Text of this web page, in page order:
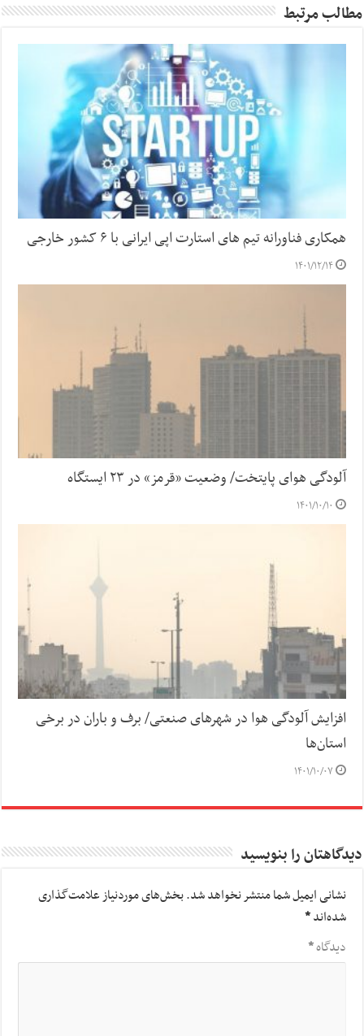
مطالب مرتبط
همکاری فناورانه تیم های استارت اپی ایرانی با ۶ کشور خارجی
۱۴۰۱/۱۲/۱۴
آلودگی هوای پایتخت/ وضعیت «قرمز» در ۲۳ ایستگاه
۱۴۰۱/۱۰/۱۰
افزایش آلودگی هوا در شهرهای صنعتی/ برف و باران در برخی
استان‌ها
۱۴۰۱/۱۰/۰۷
دیدگاهتان را بنویسید
نشانی ایمیل شما منتشر نخواهد شد.بخش‌های موردنیاز علامت‌گذاری
شده‌اند*
دیدگاه*